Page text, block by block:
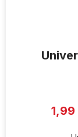
1,99